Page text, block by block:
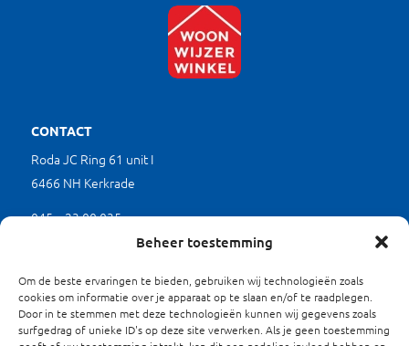
Beheer toestemming
Om de beste ervaringen te bieden, gebruiken wij technologieën zoals
cookies om informatie over je apparaat op te slaan en/of te raadplegen.
Door in te stemmen met deze technologieën kunnen wij gegevens zoals
surfgedrag of unieke ID's op deze site verwerken. Als je geen toestemming
CONTACT
Roda JC Ring 61 unit I
6466 NH Kerkrade
045 – 23 00 035
(werkdagen tussen 9.00 en 17.00 uur)
mkb@limburgverduurzaamt.nl
SITEMAP